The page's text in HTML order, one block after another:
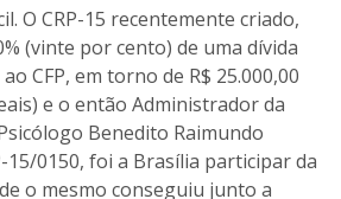
O CRP-15 recentemente criado,
(vinte por cento) de uma dívida
CFP, em torno de R$ 25.000,00
e o então Administrador da
Benedito Raimundo
15/0150, foi a Brasília participar da
o mesmo conseguiu junto a